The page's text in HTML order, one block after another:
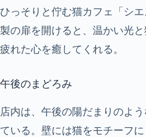
ひっそりと佇む猫カフェ「シ
製の扉を開けると、温かい光と
疲れた心を癒してくれる。
午後のまどろみ
店内は、午後の陽だまりのよ
ている。壁には猫をモチーフ